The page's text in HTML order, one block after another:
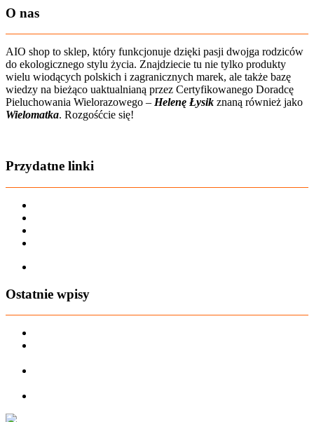
O nas
AIO shop to sklep, który funkcjonuje dzięki pasji dwojga rodziców
do ekologicznego stylu życia. Znajdziecie tu nie tylko produkty
wielu wiodących polskich i zagranicznych marek, ale także bazę
wiedzy na bieżąco uaktualnianą przez Certyfikowanego Doradcę
Pieluchowania Wielorazowego – Helenę Łysik znaną również jako
Wielomatka. Rozgośćcie się!
Przydatne linki
Ostatnie wpisy